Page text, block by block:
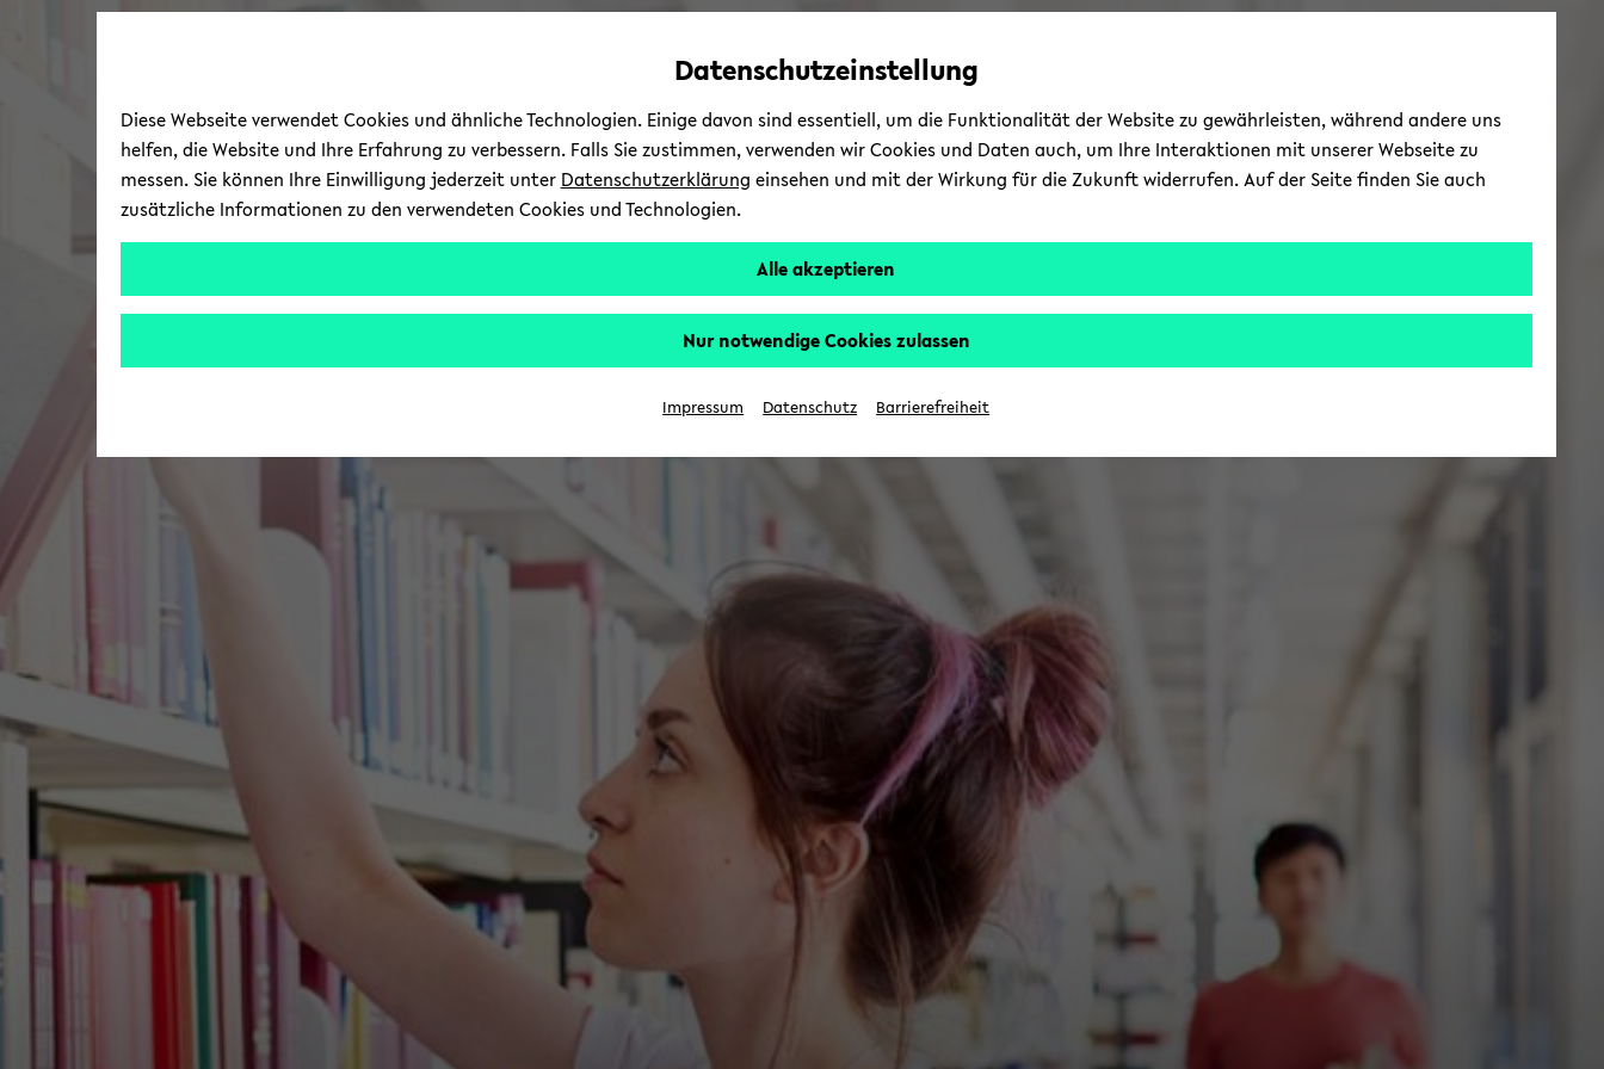
Automatische
vermeiden
zum
wechseln
zum
wechseln
zum
wechseln
Datenschutzeinstellung
Diese Webseite verwendet Cookies und ähnliche Technologien. Einige davon sind essentiell, um die Funktionalität der Website zu gewährleisten, während andere uns
helfen, die Website und Ihre Erfahrung zu verbessern. Falls Sie zustimmen, verwenden wir Cookies und Daten auch, um Ihre Interaktionen mit unserer Webseite zu
messen. Sie können Ihre Einwilligung jederzeit unter Datenschutzerklärung einsehen und mit der Wirkung für die Zukunft widerrufen. Auf der Seite finden Sie auch
zusätzliche Informationen zu den verwendeten Cookies und Technologien.
Alle akzeptieren
Nur notwendige Cookies zulassen
Impressum Datenschutz Barrierefreiheit